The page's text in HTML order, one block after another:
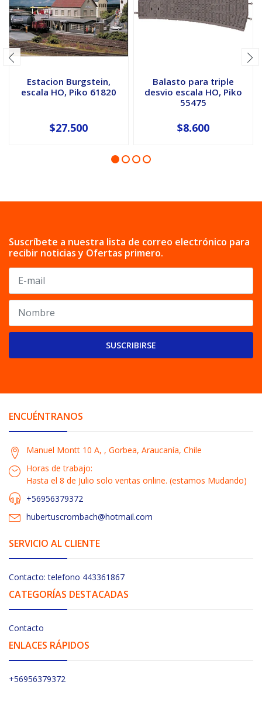
Estacion Burgstein,
escala HO, Piko 61820
$27.500
Balasto para triple
desvio escala HO, Piko
55475
$8.600
Suscríbete a nuestra lista de correo electrónico para
recibir noticias y Ofertas primero.
SUSCRIBIRSE
ENCUÉNTRANOS
Manuel Montt 10 A, , Gorbea, Araucanía, Chile
Horas de trabajo:
Hasta el 8 de Julio solo ventas online. (estamos Mudando)
+56956379372
hubertuscrombach@hotmail.com
SERVICIO AL CLIENTE
Contacto: telefono 443361867
CATEGORÍAS DESTACADAS
Contacto
ENLACES RÁPIDOS
+56956379372